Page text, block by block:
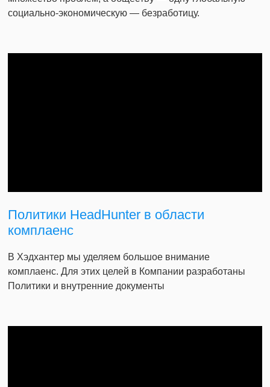
социально-экономическую — безработицу.
Политики HeadHunter в области
комплаенс
В Хэдхантер мы уделяем большое внимание
комплаенс. Для этих целей в Компании разработаны
Политики и внутренние документы